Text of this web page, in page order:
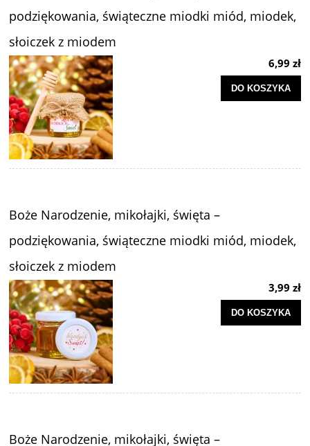
podziękowania, świąteczne miodki miód, miodek,
słoiczek z miodem
6,99 zł
DO KOSZYKA
Boże Narodzenie, mikołajki, święta –
podziękowania, świąteczne miodki miód, miodek,
słoiczek z miodem
3,99 zł
DO KOSZYKA
Boże Narodzenie, mikołajki, święta –